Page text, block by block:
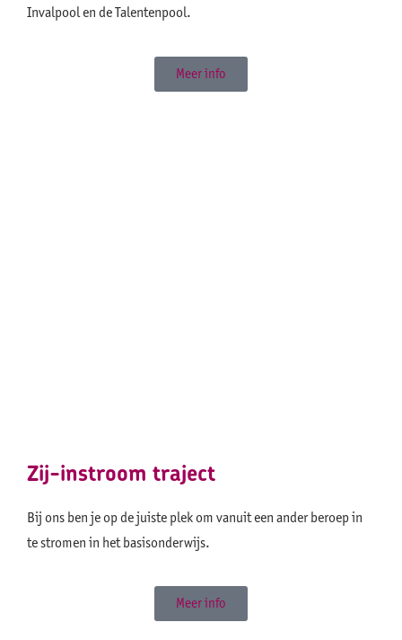
Invalpool en de Talentenpool.
Meer info
Zij-instroom traject
Bij ons ben je op de juiste plek om vanuit een ander beroep in
te stromen in het basisonderwijs.
Meer info